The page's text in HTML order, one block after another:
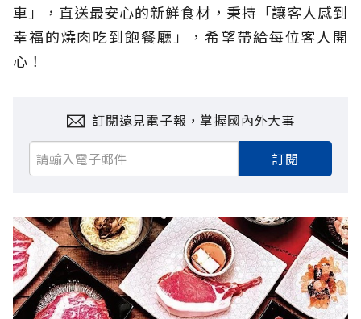
車」，直送最安心的新鮮食材，秉持「讓客人感到
幸福的燒肉吃到飽餐廳」，希望帶給每位客人開
心！
訂閱遠見電子報，掌握國內外大事
訂閱